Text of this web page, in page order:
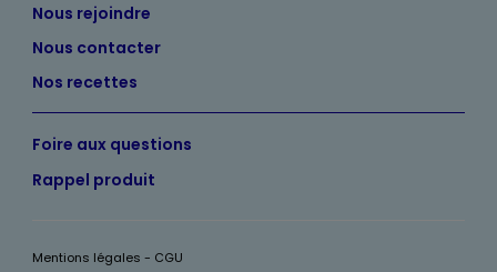
Nous rejoindre
Nous contacter
Nos recettes
Foire aux questions
Rappel produit
Mentions légales - CGU